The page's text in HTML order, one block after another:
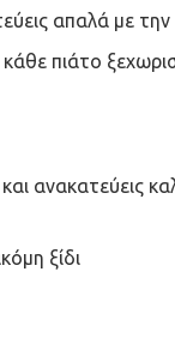
απαλά με
πιάτο
ανακατεύεις
ξίδι